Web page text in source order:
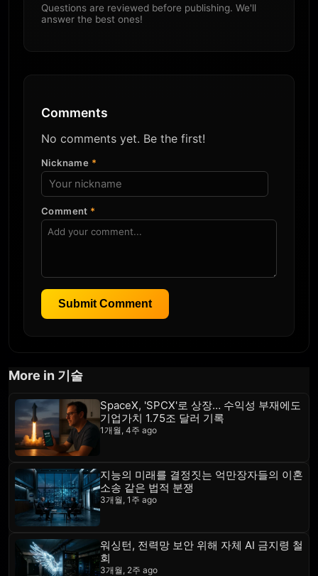
Questions are reviewed before publishing. We'll
answer the best ones!
Comments
No comments yet. Be the first!
Nickname *
Comment *
Submit Comment
More in 기술
SpaceX, 'SPCX'로 상장… 수익성 부재에도
기업가치 1.75조 달러 기록
1개월, 4주 ago
지능의 미래를 결정짓는 억만장자들의 이혼
소송 같은 법적 분쟁
3개월, 1주 ago
워싱턴, 전력망 보안 위해 자체 AI 금지령 철
회
3개월, 2주 ago